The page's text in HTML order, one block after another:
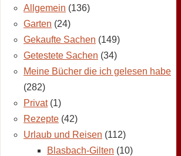
Allgemein (136)
Garten (24)
Gekaufte Sachen (149)
Getestete Sachen (34)
Meine Bücher die ich gelesen habe
(282)
Privat(1)
Rezepte (42)
Urlaub und Reisen (112)
Blasbach-Gilten (10)